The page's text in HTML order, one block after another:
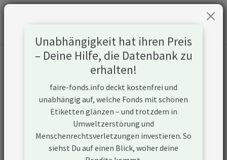
Informationen zum Unternehmen
EnBW Energie Baden-
Württemberg AG
https://www.enbw.com
Konflikte
Unabhängigkeit hat ihren Preis
– Deine Hilfe, die Datenbank zu
erhalten!
faire-fonds.info deckt kostenfrei und
unabhängig auf, welche Fonds mit schönen
Etiketten glänzen – und trotzdem in
Umweltzerstörung und
Menschenrechtsverletzungen investieren. So
siehst Du auf einen Blick, woher deine